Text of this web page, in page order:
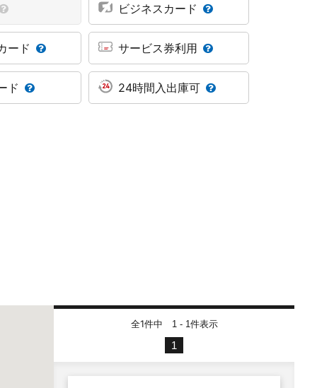
ビジネスカード
ード サービス券利用
ド 24時間入出庫可
全1件中 1 - 1 件表示
1